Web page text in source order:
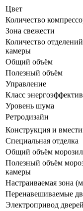
Цвет
Количество
Зона свежести
Количество
камеры
Общий объём
Полезный объём
Управление
Класс
Уровень шума
Ретродизайн
Конструкция и
Специальная отделка
Общий объём
Полезный объём
камеры
Настраиваемая зона
Перенавешиваемые
Электропривод дверей